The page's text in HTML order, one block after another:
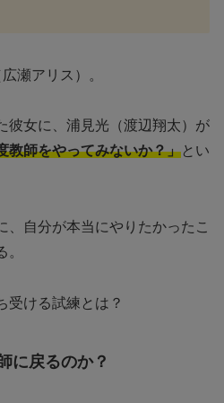
瀬アリス）。
彼女に、浦見光（渡辺翔太）が
教師をやってみないか？」とい
、自分が本当にやりたかったこ
受ける試練とは？
に戻るのか？